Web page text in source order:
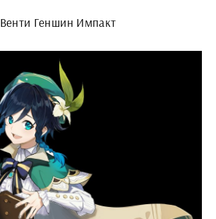
Венти Геншин Импакт